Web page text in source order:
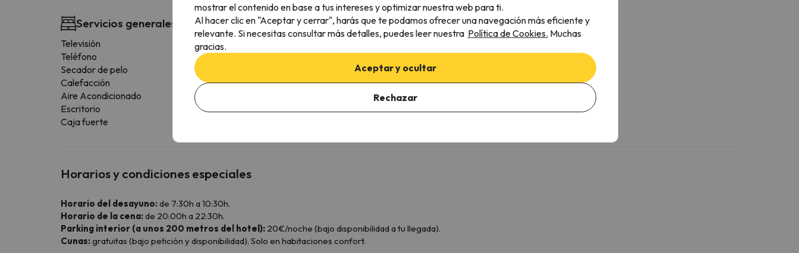
Servicios generales habitación
Televisión
Teléfono
Secador de pelo
Calefacción
Aire Acondicionado
Escritorio
Caja fuerte
Baño
Amenities
Ducha o bañera
Más servicios
Horarios y condiciones especiales
Horario del desayuno:de 7:30h a 10:30h.
Horario de la cena:de 20:00h a 22:30h.
Parking interior (a unos 200 metros del hotel): 20€/noche (bajo disponibilidad a tu llegada).
Cunas:gratuitas (bajo petición y disponibilidad). Solo en habitaciones confort.
mostrar el contenido en base a tus intereses y optimizar nuestra web para ti.
Al hacer clic en "Aceptar y cerrar", harás que te podamos ofrecer una navegación más eficiente y
relevante. Si necesitas consultar más detalles, puedes leer nuestra Política de Cookies. Muchas
gracias.
Aceptar y ocultar
Rechazar